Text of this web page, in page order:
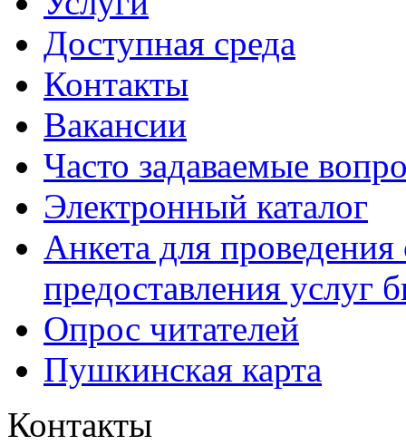
Доступная среда
Контакты
Вакансии
Часто задаваемые
Электронный каталог
Анкета для проведения
предоставления услуг
Опрос читателей
Пушкинская карта
Контакты